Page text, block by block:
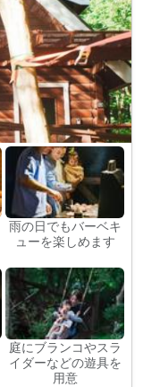
雨の日でもバーベキ
ューを楽しめます
庭にブランコやスラ
イダーなどの遊具を
用意